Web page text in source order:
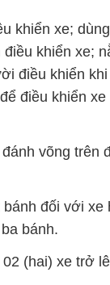
khiển xe;
khiển xe;
điều khiển
điều khiển xe
võng trên
đối với xe
bánh.
(hai) xe trở